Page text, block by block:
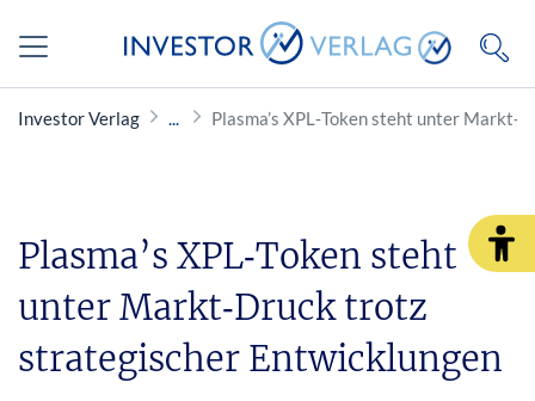
Investor Verlag Plasma’s XPL‑Token steht unter
Plasma’s XPL‑Token steht
unter Markt‑Druck trotz
strategischer Entwicklungen